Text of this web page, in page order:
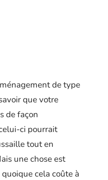
de type
que votre
de façon
ci pourrait
tout en
une chose est
quoique cela coûte à